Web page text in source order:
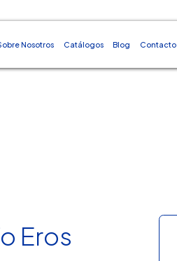
Nosotros Catálogos Blog Contacto
Eros